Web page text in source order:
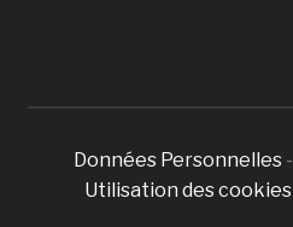
Données Personnelles -
Utilisation des cookies